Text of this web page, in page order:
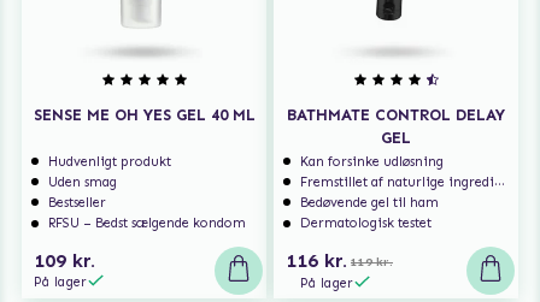
SENSE ME OH YES GEL 40 ML
Hudvenligt produkt
Uden smag
Bestseller
RFSU – Bedst sælgende kondom
109 kr.
På lager
BATHMATE CONTROL DELAY
GEL
Kan forsinke udløsning
Fremstillet af naturlige ingredienser
Bedøvende gel til ham
Dermatologisk testet
116 kr. 119 kr.
På lager